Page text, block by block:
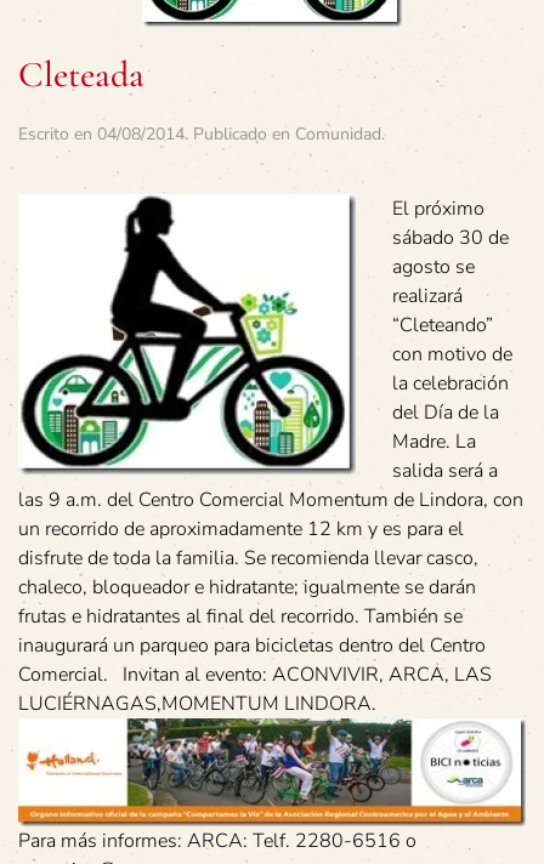
Cleteada
Escrito en 04/08/2014. Publicado en Comunidad.
El próximo
sábado 30 de
agosto se
realizará
“Cleteando”
con motivo de
la celebración
del Día de la
Madre. La
salida será a
las 9 a.m. del Centro Comercial Momentum de Lindora, con
un recorrido de aproximadamente 12 km y es para el
disfrute de toda la familia. Se recomienda llevar casco,
chaleco, bloqueador e hidratante; igualmente se darán
frutas e hidratantes al final del recorrido. También se
inaugurará un parqueo para bicicletas dentro del Centro
Comercial. Invitan al evento: ACONVIVIR, ARCA, LAS
LUCIÉRNAGAS,MOMENTUM LINDORA.
Para más informes: ARCA: Telf. 2280-6516 o